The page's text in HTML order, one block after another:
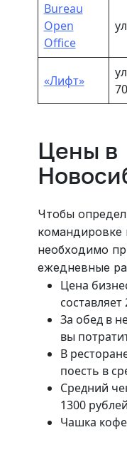
Bureau
Open
Office
«Лифт»
Цены в
Чтобы
командировке
необходимо
ежедневные
Цена
За обед в
вы
В
поесть в
Средний
1300
Чашка